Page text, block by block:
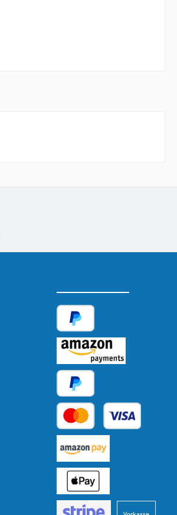
PayPal
Amazon Pay
Später Bezahlen
Kredit- oder Debitkarte
Benutzerdefiniertes Bild 1
Benutzerdefiniertes Bild 2